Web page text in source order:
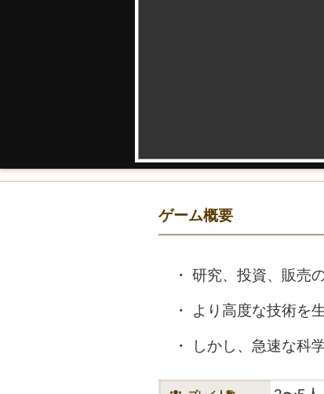
ゲーム概要
研究、投資、販売
より高度な技術を
しかし、急速な科